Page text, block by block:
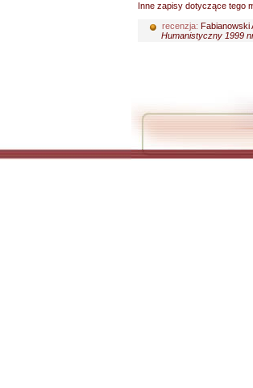
Inne zapisy dotyczące tego
recenzja: Fabianowski
Humanistyczny 1999